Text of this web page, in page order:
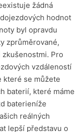
žádná
hodnot
byl opravdu
zprůměrované,
Pro
vzdáleností
které se můžete
baterií, které máme
baterieníže
reálných
lepší představu o